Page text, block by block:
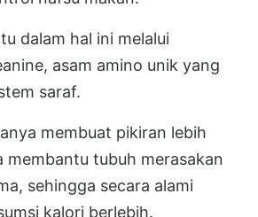
dalam hal ini melalui
asam amino unik yang
saraf.
membuat pikiran lebih
membantu tubuh merasakan
sehingga secara alami
kalori berlebih.